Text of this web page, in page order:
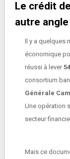
Le crédit
autre angle
Il y a quelques
économique
réussi à lever
consortium
Générale
Une opération
secteur
Mais ce